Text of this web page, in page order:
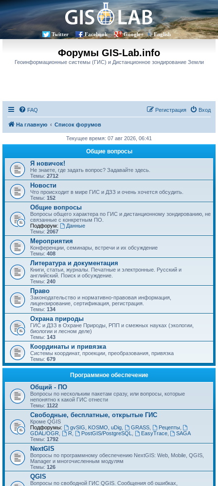
Twitter Facebook Google+ English
Форумы GIS-Lab.info
Геоинформационные системы (ГИС) и Дистанционное зондирование Земли
FAQ Вход
Регистрация
На главную Список форумов
Текущее время: 07 авг 2026, 06:41
Общие вопросы
Я новичок!
Не знаете, где задать вопрос? Задавайте здесь.
Темы: 2712
Новости
Что происходит в мире ГИС и ДЗЗ и очень хочется обсудить.
Темы: 152
Общие вопросы
Вопросы общего характера по ГИС и дистанционному зондированию, не
связанные с конкретным ПО.
Подфорум:
Данные
Темы: 2067
Мероприятия
Конференции, семинары, встречи и их обсуждение
Темы: 408
Литература и документация
Книги, статьи, журналы. Печатные и электронные. Русский и
английский. Поиск и обсуждение.
Темы: 240
Право
Законодательство и нормативно-правовая информация,
лицензирование, сертификация, регистрация.
Темы: 134
Охрана природы
ГИС и ДЗЗ в Охране Природы, РПП и смежных науках (экологии,
биологии и лесном деле)
Темы: 143
Координаты и привязка
Системы координат, проекции, преобразования, привязка
Темы: 679
Программное обеспечение
Общий - ПО
Вопросы по нескольким пакетам сразу, или вопросы, которые
непонятно к какой ГИС отнести
Темы: 1122
Свободные, бесплатные, открытые ГИС
Кроме QGIS
Подфорумы:
gvSIG, KOSMO, uDig, GRASS, Рецепты,
GDAL/OGR
R PostGIS/PostgreSQL EasyTrace,
SAGA
Темы: 1792
NextGIS
Вопросы по программному обеспечению NextGIS: Web, Mobile, QGIS,
Manager и многочисленным модулям
Темы: 126
QGIS
Вопросы по свободной ГИС QGIS. Сообщения об ошибках,